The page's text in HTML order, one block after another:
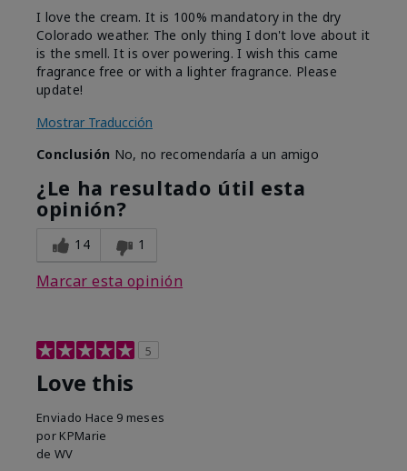
I love the cream. It is 100% mandatory in the dry
Colorado weather. The only thing I don't love about it
is the smell. It is over powering. I wish this came
fragrance free or with a lighter fragrance. Please
update!
Mostrar Traducción
Conclusión No, no recomendaría a un amigo
¿Le ha resultado útil esta
opinión?
14 1
Marcar esta opinión
5
Love this
Enviado Hace 9 meses
por KPMarie
de WV